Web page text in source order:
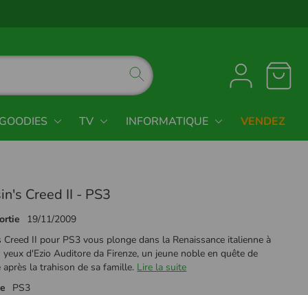
TV INFORMATIQUE VENDEZ
Creed II - PS3
19/11/2009
Creed II pour PS3 vous plonge dans la Renaissance italienne à
d'Ezio Auditore da Firenze, un jeune noble en quête de
après la trahison de sa famille. Lire la suite
PS3